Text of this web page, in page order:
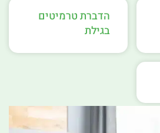
הדברת טרמיטים
בגילת